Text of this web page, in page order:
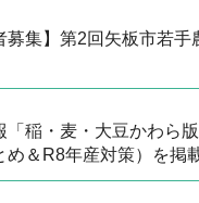
募集】第2回矢板市若手
「稲・麦・大豆かわら
め＆R8年産対策）を掲